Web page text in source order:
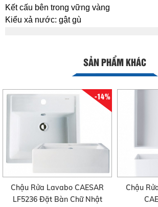
Kết cấu bên trong vững vàng
Kiểu xả nước: gật gù
SẢN PHẨM KHÁC
-14%
Chậu Rửa Lavabo CAESAR
LF5236 Đặt Bàn Chữ Nhật
Chậu